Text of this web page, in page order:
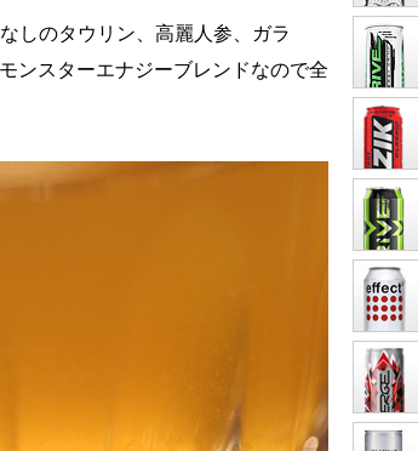
しのタウリン、高麗人参、ガラ
ンスターエナジーブレンドなので全